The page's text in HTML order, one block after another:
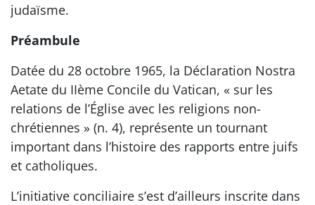
judaïsme.
Préambule
Datée du 28 octobre 1965, la Déclaration Nostra
Aetate du IIème Concile du Vatican, « sur les
relations de l’Église avec les religions non-
chrétiennes » (n. 4), représente un tournant
important dans l’histoire des rapports entre juifs
et catholiques.
L’initiative conciliaire s’est d’ailleurs inscrite dans